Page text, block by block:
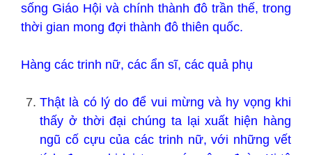
sống Giáo Hội và chính thành đô trần thế, trong
thời gian mong đợi thành đô thiên quốc.
Hàng các trinh nữ, các ẩn sĩ, các quả phụ
Thật là có lý do để vui mừng và hy vọng khi
thấy ở thời đại chúng ta lại xuất hiện hàng
ngũ cố cựu của các trinh nữ, với những vết